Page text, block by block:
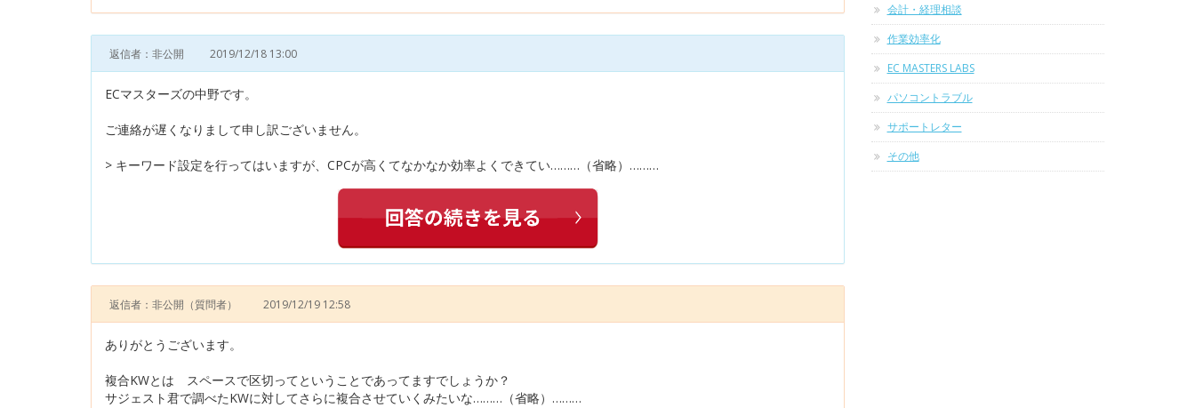
返信者：非公開 2019/12/18 13:00
ECマスターズの中野です。
ご連絡が遅くなりまして申し訳ございません。
> キーワード設定を行ってはいますが、CPCが高くてなかなか効率よくできてい………（省略）………
返信者：非公開 （質問者） 2019/12/19 12:58
ありがとうございます。
複合KWとは スペースで区切ってということであってますでしょうか？
サジェスト君で調べたKWに対してさらに複合させていくみたいな………（省略）………
会計・経理相談
作業効率化
EC MASTERS LABS
パソコントラブル
サポートレター
その他